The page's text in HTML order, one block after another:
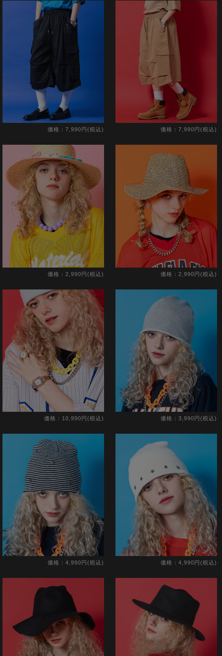
価格：7,990円(税込) 価格：7,990円(税込)
価格：2,990円(税込) 価格：2,990円(税込)
価格：10,990円(税込) 価格：3,990円(税込)
価格：4,990円(税込) 価格：4,990円(税込)